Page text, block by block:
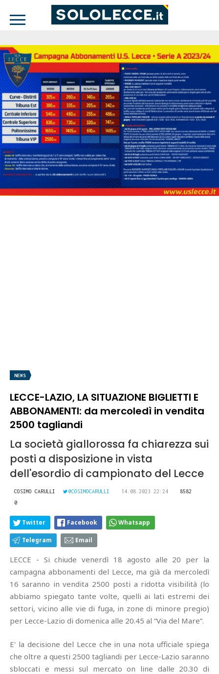
NEWS
LECCE-LAZIO, LA SITUAZIONE BIGLIETTI E
ABBONAMENTI: da mercoledì in vendita
2500 tagliandi
La società giallorossa fa chiarezza sui
posti a disposizione in vista
dell'esordio di campionato del Lecce
COSIMO CARULLI @COSIMOCARULLI 14.08.2023 22:24
8582
0
Twitter Facebook Whatsapp
Telegram Email
LECCE - Si chiude venerdì 18 agosto alle 20 per la
campagna abbonamenti del Lecce, ma già da mercoledì
16 saranno in vendita 2500 posti a ridotta visibilità (lo
abbiamo spiegato tante volte, quelli ai lati estremi dei
settori, vicino alle vie di fuga, in zone di minore pregio)
per Lecce-Lazio di domenica alle 20.45 al “Via del Mare”.
E' la decisione del Lecce che in una nota ufficiale spiega
che oltre a questi 2500 tagliandi per Lecce-Lazio saranno
sbloccati e messi sul mercato on line dalle 20.30 di